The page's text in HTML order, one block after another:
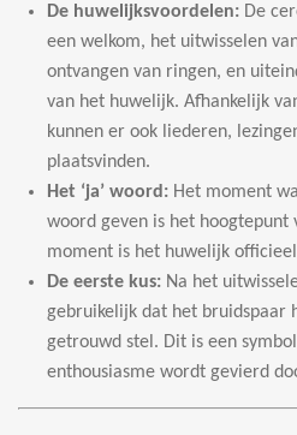
De huwelijksvoordelen: De
een welkom, het uitwisselen
ontvangen van ringen, en
van het huwelijk. Afhankelijk
kunnen er ook liederen,
plaatsvinden.
Het ‘ja’ woord: Het moment
woord geven is het hoogtepunt
moment is het huwelijk
De eerste kus: Na het
gebruikelijk dat het bruidspaar
getrouwd stel. Dit is een
enthousiasme wordt gevierd